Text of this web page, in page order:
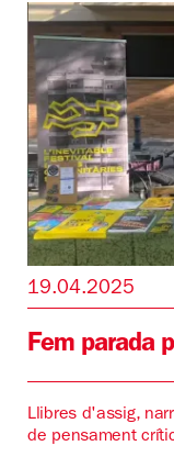
19.04.2025
Fem parada
Llibres d'assig,
de pensament